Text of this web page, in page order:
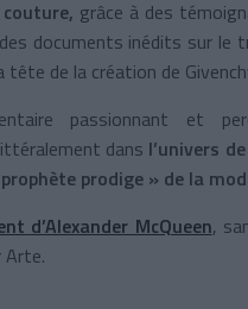
grâce à des
documents inédits sur le
tête de la création de
passionnant et
dans l’univers
prodige » de la
d’Alexander McQueen,
Arte.